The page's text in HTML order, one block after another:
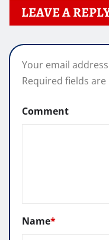
LEAVE A
Your email
Required fields
Comment
Name*